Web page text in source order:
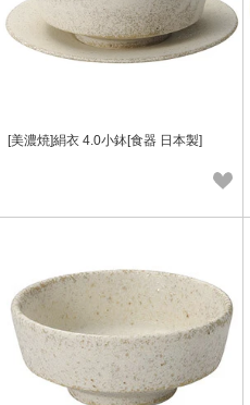
[美濃焼]絹衣 4.0小鉢[食器 日本製]